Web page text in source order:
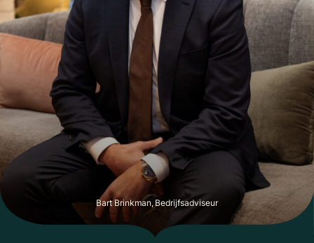
Bart Brinkman, Bedrijfsadviseur